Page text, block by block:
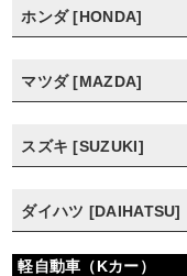
ホンダ [HONDA]
マツダ [MAZDA]
スズキ [SUZUKI]
ダイハツ [DAIHATSU]
軽自動車（Kカー）